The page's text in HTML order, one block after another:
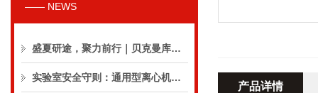
—— NEWS
盛夏研途，聚力前行｜贝克曼库尔特生命科学8月活动预告
实验室安全守则：通用型离心机操作与保养的10个要点
产品详情